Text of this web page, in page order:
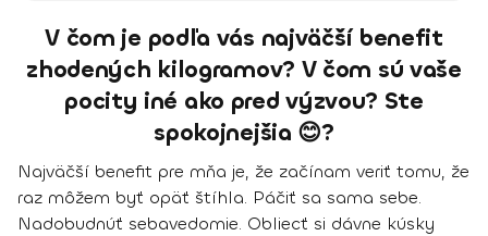
V čom je podľa vás najväčší benefit
zhodených kilogramov? V čom sú vaše
pocity iné ako pred výzvou? Ste
spokojnejšia 😊?
Najväčší benefit pre mňa je, že začínam veriť tomu, že
raz môžem byť opäť štíhla. Páčiť sa sama sebe.
Nadobudnúť sebavedomie. Obliecť si dávne kúsky